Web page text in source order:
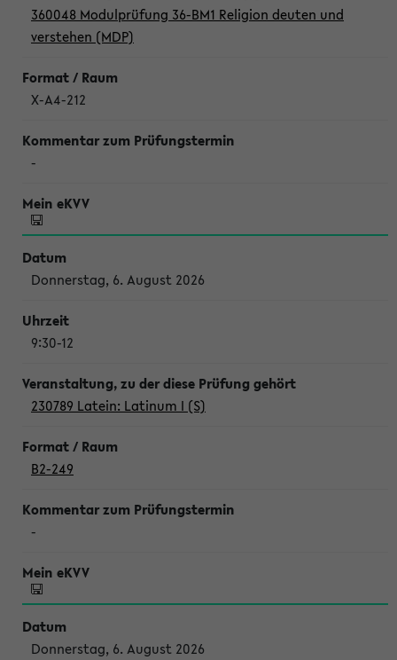
360048 Modulprüfung 36-BM1 Religion deuten und
verstehen (MDP)
X-A4-212
-
Donnerstag, 6. August 2026
9:30-12
230789 Latein: Latinum I (S)
B2-249
-
Donnerstag, 6. August 2026